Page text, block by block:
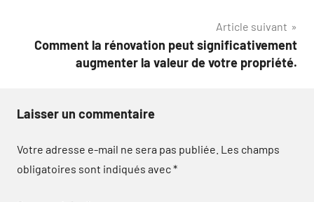
Article suivant
Comment la rénovation peut significativement
augmenter la valeur de votre propriété.
Laisser un commentaire
Votre adresse e-mail ne sera pas publiée. Les champs
obligatoires sont indiqués avec*